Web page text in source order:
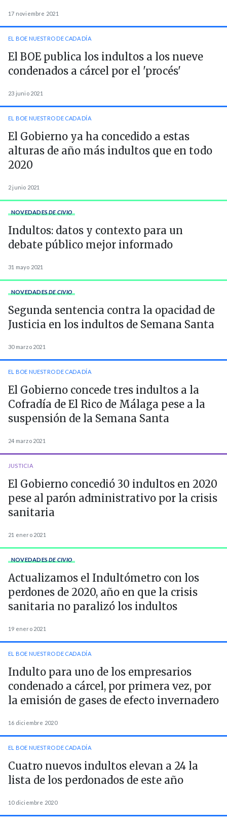
17 noviembre 2021
EL BOE NUESTRO DE CADA DÍA
El BOE publica los indultos a los nueve
condenados a cárcel por el 'procés'
23 junio 2021
EL BOE NUESTRO DE CADA DÍA
El Gobierno ya ha concedido a estas
alturas de año más indultos que en todo
2020
2 junio 2021
NOVEDADES DE CIVIO
Indultos: datos y contexto para un
debate público mejor informado
31 mayo 2021
NOVEDADES DE CIVIO
Segunda sentencia contra la opacidad de
Justicia en los indultos de Semana Santa
30 marzo 2021
EL BOE NUESTRO DE CADA DÍA
El Gobierno concede tres indultos a la
Cofradía de El Rico de Málaga pese a la
suspensión de la Semana Santa
24 marzo 2021
JUSTICIA
El Gobierno concedió 30 indultos en 2020
pese al parón administrativo por la crisis
sanitaria
21 enero 2021
NOVEDADES DE CIVIO
Actualizamos el Indultómetro con los
perdones de 2020, año en que la crisis
sanitaria no paralizó los indultos
19 enero 2021
EL BOE NUESTRO DE CADA DÍA
Indulto para uno de los empresarios
condenado a cárcel, por primera vez, por
la emisión de gases de efecto invernadero
16 diciembre 2020
EL BOE NUESTRO DE CADA DÍA
Cuatro nuevos indultos elevan a 24 la
lista de los perdonados de este año
10 diciembre 2020